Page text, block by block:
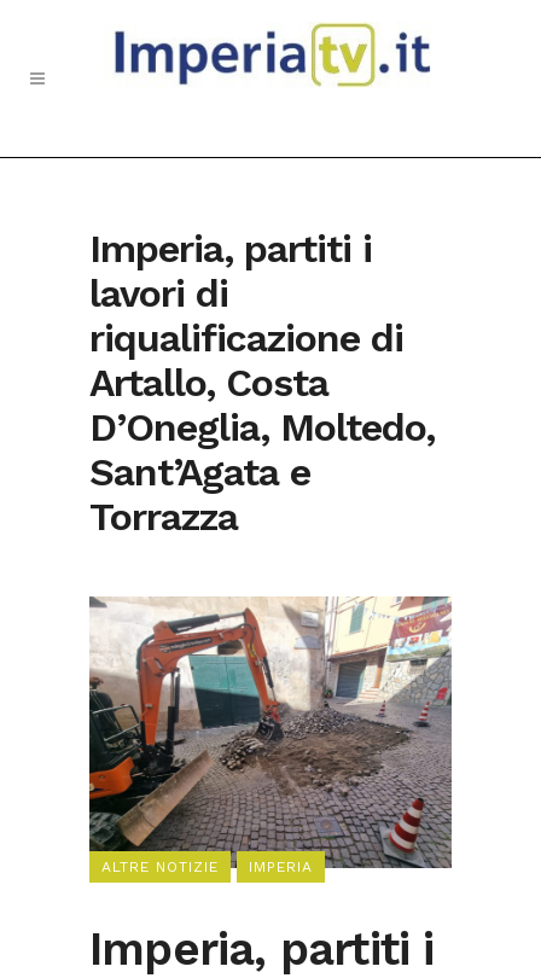
Imperia, partiti i
lavori di
riqualificazione di
Artallo, Costa
D’Oneglia, Moltedo,
Sant’Agata e
Torrazza
ALTRE NOTIZIE IMPERIA
Imperia, partiti i